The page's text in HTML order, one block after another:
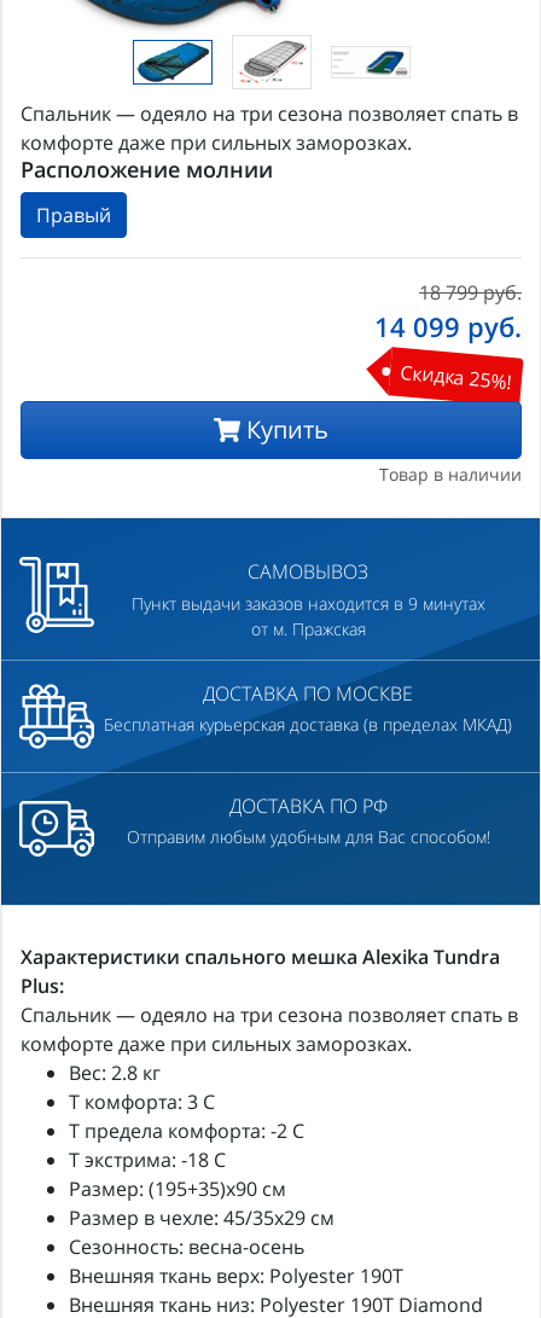
Спальник — одеяло на три сезона позволяет спать в
комфорте даже при сильных заморозках.
Расположение молнии
Правый
18 799 руб.
14 099 руб.
Скидка 25%!
Купить
Товар в наличии
САМОВЫВОЗ
Пункт выдачи заказов находится в 9 минутах
от м. Пражская
ДОСТАВКА ПО МОСКВЕ
Бесплатная курьерская доставка (в пределах МКАД)
ДОСТАВКА ПО РФ
Отправим любым удобным для Вас способом!
Характеристики спального мешка Alexika Tundra
Plus:
Спальник — одеяло на три сезона позволяет спать в
комфорте даже при сильных заморозках.
Вес: 2.8 кг
Т комфорта: 3 C
Т предела комфорта: -2 C
T экстрима: -18 C
Размер: (195+35)x90 см
Размер в чехле: 45/35x29 см
Сезонность: весна-осень
Внешняя ткань верх: Polyester 190T
Внешняя ткань низ: Polyester 190T Diamond